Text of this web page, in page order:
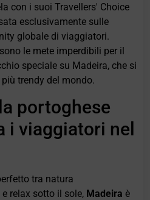
con i suoi Travellers' Choice
esclusivamente sulle
globale di viaggiatori.
le mete imperdibili per il
speciale su Madeira, che si
trendy del mondo.
portoghese
i viaggiatori nel
tra natura
relax sotto il sole, Madeira è